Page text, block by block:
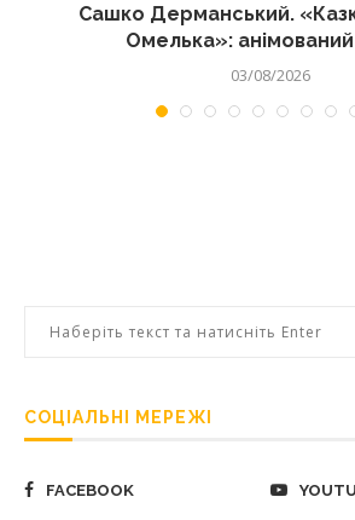
Сашко Дерманський.
Омелька»:
03/08/2026
СОЦІАЛЬНІ МЕРЕЖІ
FACEBOOK